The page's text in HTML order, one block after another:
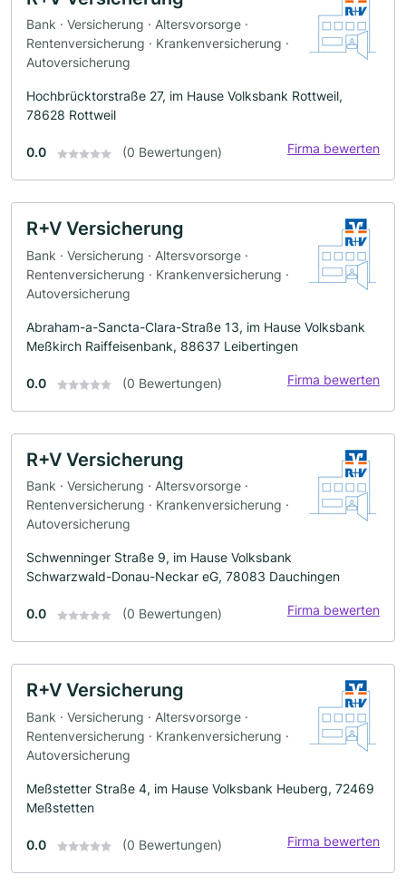
Bank · Versicherung · Altersvorsorge ·
Rentenversicherung · Krankenversicherung ·
Autoversicherung
Hochbrücktorstraße 27, im Hause Volksbank Rottweil,
78628 Rottweil
0.0 (0 Bewertungen) Firma bewerten
R+V Versicherung
Bank · Versicherung · Altersvorsorge ·
Rentenversicherung · Krankenversicherung ·
Autoversicherung
Abraham-a-Sancta-Clara-Straße 13, im Hause Volksbank
Meßkirch Raiffeisenbank, 88637 Leibertingen
0.0 (0 Bewertungen) Firma bewerten
R+V Versicherung
Bank · Versicherung · Altersvorsorge ·
Rentenversicherung · Krankenversicherung ·
Autoversicherung
Schwenninger Straße 9, im Hause Volksbank
Schwarzwald-Donau-Neckar eG, 78083 Dauchingen
0.0 (0 Bewertungen) Firma bewerten
R+V Versicherung
Bank · Versicherung · Altersvorsorge ·
Rentenversicherung · Krankenversicherung ·
Autoversicherung
Meßstetter Straße 4, im Hause Volksbank Heuberg, 72469
Meßstetten
0.0 (0 Bewertungen) Firma bewerten